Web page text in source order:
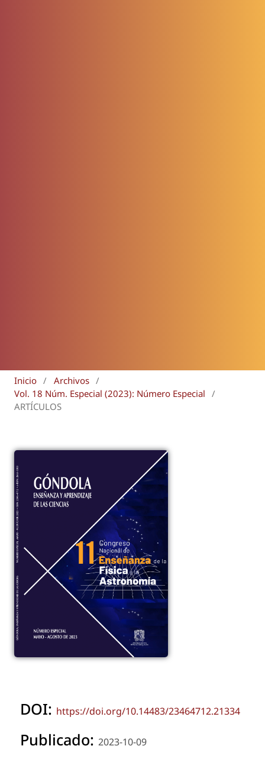
Inicio / Archivos /
Vol. 18 Núm. Especial (2023): Número Especial
/
ARTÍCULOS
DOI: https://doi.org/10.14483/23464712.21334
Publicado: 2023-10-09